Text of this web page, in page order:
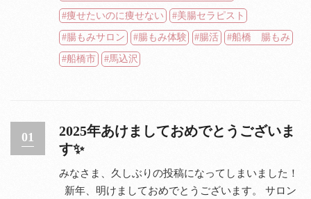
痩せたいのに痩せない 美腸セラピスト
腸もみサロン 腸もみ体験 腸活 船橋 腸もみ
船橋市 馬込沢
01
2025年あけましておめでとうございま
す✨
みなさま、久しぶりの投稿になってしまいました！
新年、明けましておめでとうございます。 サロン